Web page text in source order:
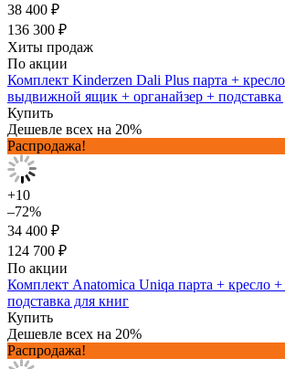
38 400 ₽
136 300 ₽
Хиты продаж
По акции
Комплект Kinderzen Dali Plus парта +
выдвижной ящик + органайзер + подставка
Купить
Дешевле всех на 20%
Распродажа!
+10
–72%
34 400 ₽
124 700 ₽
По акции
Комплект Anatomica Uniqa парта + кресло
подставка для книг
Купить
Дешевле всех на 20%
Распродажа!